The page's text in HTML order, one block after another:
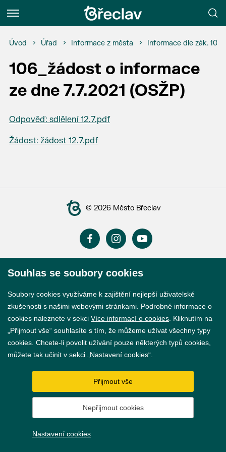
Menu
Úvod Úřad Informace z města Informace dle zák.
106_žádost o informace
ze dne 7.7.2021 (OSŽP)
Odpověď: sdlělení 12.7.pdf
Žádost: žádost 12.7.pdf
© 2026 Město Břeclav
Prohlášení o přístupnosti
GDPR
Nastavení cookies
VytvořilwebProgress
Souhlas se soubory cookies
Soubory cookies využíváme k zajištění nejlepší uživatelské
zkušenosti s našimi webovými stránkami. Podrobné informace o
cookies naleznete v sekci Více informací o cookies . Kliknutím na
„Přijmout vše“ souhlasíte s tím, že můžeme užívat všechny typy
cookies. Chcete-li povolit užívání pouze některých typů cookies,
můžete tak učinit v sekci „Nastavení cookies“.
Přijmout vše
Nepřijmout cookies
Nastavení cookies